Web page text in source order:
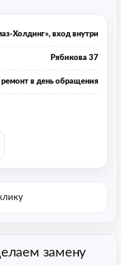
Холдинг», вход внутри
Рябикова 37
ремонт в день обращения
замену